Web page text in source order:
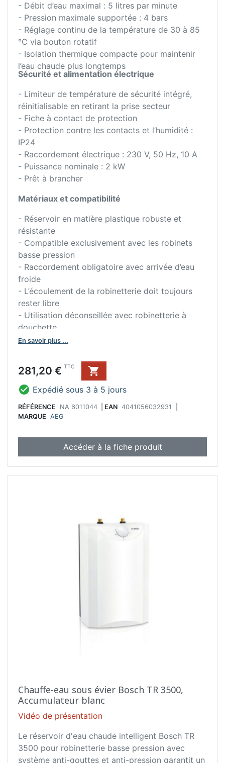
- Débit d’eau maximal : 5 litres par minute
- Pression maximale supportée : 4 bars
- Réglage continu de la température de 30 à 85
°C via bouton rotatif
- Isolation thermique compacte pour maintenir
l’eau chaude plus longtemps
Sécurité et alimentation électrique
- Limiteur de température de sécurité intégré,
réinitialisable en retirant la prise secteur
- Fiche à contact de protection
- Protection contre les contacts et l’humidité :
IP24
- Raccordement électrique : 230 V, 50 Hz, 10 A
- Puissance nominale : 2 kW
- Prêt à brancher
Matériaux et compatibilité
- Réservoir en matière plastique robuste et
résistante
- Compatible exclusivement avec les robinets
basse pression
- Raccordement obligatoire avec arrivée d’eau
froide
- L’écoulement de la robinetterie doit toujours
rester libre
- Utilisation déconseillée avec robinetterie à
douchette
En savoir plus ...
Prix
281,20 € TTC

 Expédié sous 3 à 5 jours
RÉFÉRENCE NA 6011044 EAN 4041056032931
MARQUE AEG
Accéder à la fiche produit
Chauffe-eau sous évier Bosch TR 3500,
Accumulateur blanc
Vidéo de présentation
Le réservoir d'eau chaude intelligent Bosch TR
3500 pour robinetterie basse pression avec
système anti-gouttes et anti-pression garantit un